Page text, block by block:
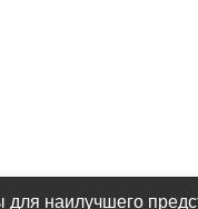
наилучшего